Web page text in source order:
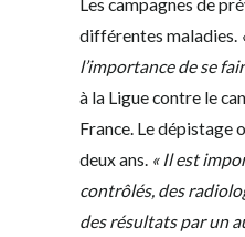
différentes maladies.
l’importance de se
à la Ligue contre le
France. Le dépistage
deux ans. « Il est
contrôlés, des
des résultats par un